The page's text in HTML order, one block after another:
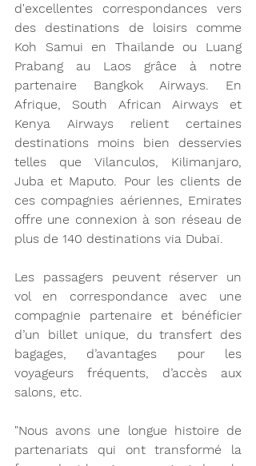
d'excellentes correspondances vers
des destinations de loisirs comme
Koh Samui en Thaïlande ou Luang
Prabang au Laos grâce à notre
partenaire Bangkok Airways. En
Afrique, South African Airways et
Kenya Airways relient certaines
destinations moins bien desservies
telles que Vilanculos, Kilimanjaro,
Juba et Maputo. Pour les clients de
ces compagnies aériennes, Emirates
offre une connexion à son réseau de
plus de 140 destinations via Dubaï.
Les passagers peuvent réserver un
vol en correspondance avec une
compagnie partenaire et bénéficier
d’un billet unique, du transfert des
bagages, d’avantages pour les
voyageurs fréquents, d’accès aux
salons, etc.
"Nous avons une longue histoire de
partenariats qui ont transformé la